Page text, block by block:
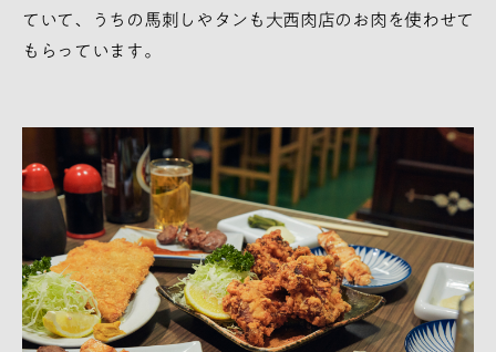
ていて、うちの馬刺しやタンも大西肉店のお肉を使わせて
もらっています。